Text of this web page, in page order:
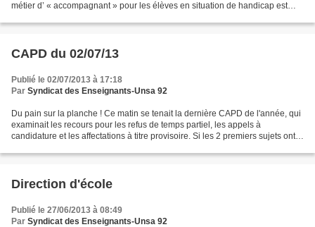
métier d’ « accompagnant » pour les élèves en situation de handicap est
CAPD du 02/07/13
Publié le 02/07/2013 à 17:18
Par Syndicat des Enseignants-Unsa 92
Du pain sur la planche ! Ce matin se tenait la dernière CAPD de l'année, qui
examinait les recours pour les refus de temps partiel, les appels à
candidature et les affectations à titre provisoire. Si les 2 premiers sujets ont
Direction d'école
Publié le 27/06/2013 à 08:49
Par Syndicat des Enseignants-Unsa 92